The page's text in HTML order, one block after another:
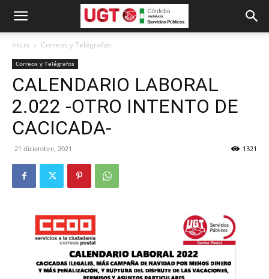
Inicio Correos y Telégrafos
Correos y Telégrafos
CALENDARIO LABORAL
2.022 -OTRO INTENTO DE
CACICADA-
21 diciembre, 2021 1321